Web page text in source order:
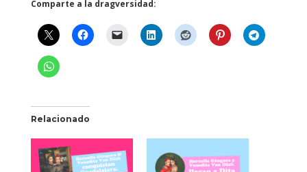
Comparte a la dragversidad:
Relacionado